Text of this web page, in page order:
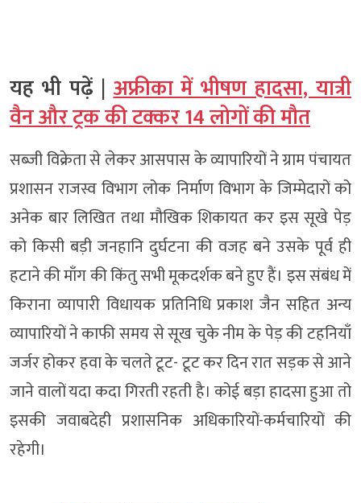
यह भी पढ़ें |अफ्रीका में भीषण हादसा, यात्री
वैन और ट्रक की टक्कर 14 लोगों की मौत
सब्जी विक्रेता से लेकर आसपास के व्यापारियों ने ग्राम पंचायत
प्रशासन राजस्व विभाग लोक निर्माण विभाग के जिम्मेदारों को
अनेक बार लिखित तथा मौखिक शिकायत कर इस सूखे पेड़
को किसी बड़ी जनहानि दुर्घटना की वजह बने उसके पूर्व ही
हटाने की माँग की किंतु सभी मूकदर्शक बने हुए हैं। इस संबंध में
किराना व्यापारी विधायक प्रतिनिधि प्रकाश जैन सहित अन्य
व्यापारियों ने काफी समय से सूख चुके नीम के पेड़ की टहनियाँ
जर्जर होकर हवा के चलते टूट- टूट कर दिन रात सड़क से आने
जाने वालों यदा कदा गिरती रहती है। कोई बड़ा हादसा हुआ तो
इसकी जवाबदेही प्रशासनिक अधिकारियों-कर्मचारियों की
रहेगी।